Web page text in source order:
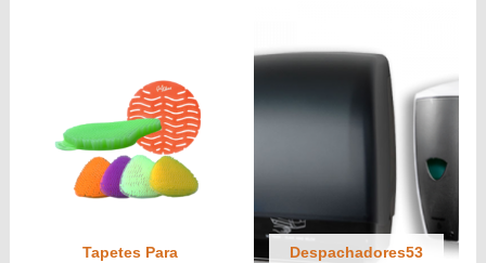
Tapetes Para
Despachadores53